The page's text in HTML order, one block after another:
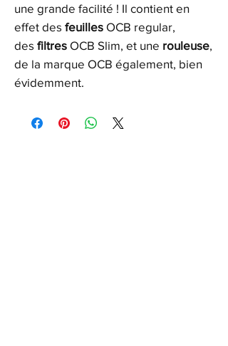
une grande facilité ! Il contient en
effet des feuilles OCB regular,
des filtres OCB Slim, et une rouleuse,
de la marque OCB également, bien
évidemment.